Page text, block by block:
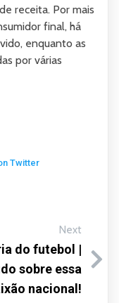
receita. Por mais
final, há
enquanto as
por várias
Twitter
Next
do futebol |
sobre essa
nacional!